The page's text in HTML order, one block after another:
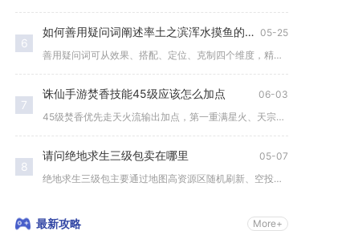
6
如何善用疑问词阐述率土之滨浑水摸鱼的内涵 05-25
善用疑问词可从效果、搭配、定位、克制四个维度，精准拆解率土之...
7
诛仙手游焚香技能45级应该怎么加点
06-03
45级焚香优先走天火流输出加点，第一重满星火、天宗心法、醒神...
8
请问绝地求生三级包卖在哪里
05-07
绝地求生三级包主要通过地图高资源区随机刷新、空投补给箱掉落、...
最新攻略 More+